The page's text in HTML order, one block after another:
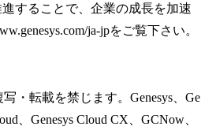
することで、企業の成長を加速
ja-jpをご覧下さい。
写・転載を禁じます。Genesys、Ge
、Genesys Cloud CX、GCNow、